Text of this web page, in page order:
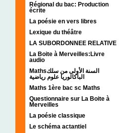
Régional du bac: Production
écrite
La poésie en vers libres
Lexique du théâtre
LA SUBORDONNEE RELATIVE
La Boite à Merveilles:Livre
audio
Mathsالسنة الأولى من سلك
الباكالوريا علوم رياضية
Maths 1ère bac sc Maths
Questionnaire sur La Boite à
Merveilles
La poésie classique
Le schéma actantiel